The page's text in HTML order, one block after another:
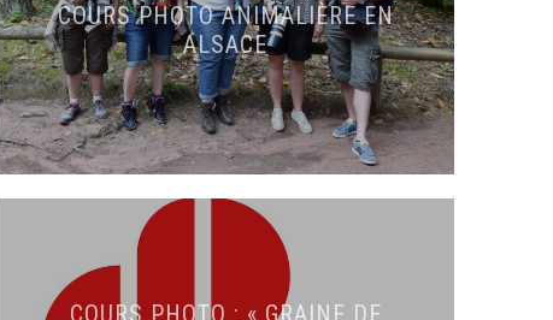
COURS PHOTO ANIMALIÈRE EN
ALSACE
COURS PHOTO : « GRAINE DE